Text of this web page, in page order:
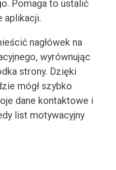
Pomaga to ustalić
aplikacji.
nagłówek na
wyrównując
strony. Dzięki
mógł szybko
dane kontaktowe i
list motywacyjny